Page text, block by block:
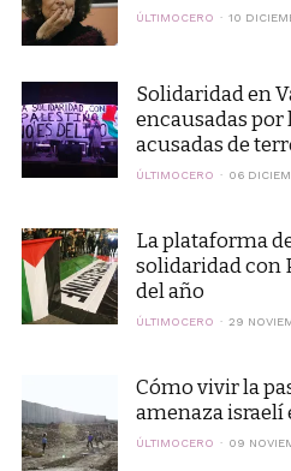
ÚLTIMOCERO 10
Solidaridad en
encausadas
acusadas de
ÚLTIMOCERO 06
La plataforma
solidaridad con
del año
ÚLTIMOCERO 29
Cómo vivir la
amenaza israelí
ÚLTIMOCERO 09